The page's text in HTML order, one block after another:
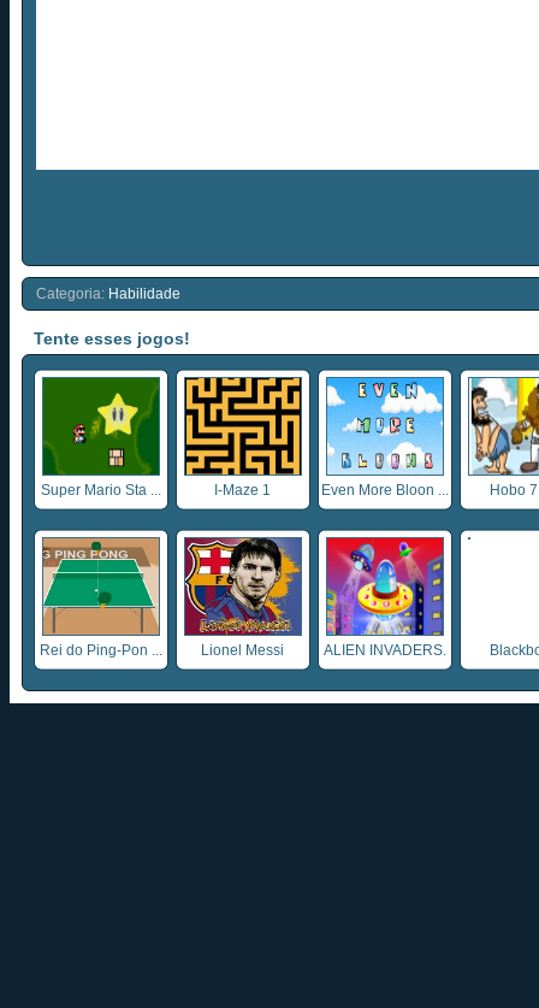
Categoria: Habilidade
Tente esses jogos!
Super Mario Sta ... I-Maze 1 Even More Bloon ... Hobo
Rei do Ping-Pon ... Lionel Messi
ALIEN INVADERS.
...